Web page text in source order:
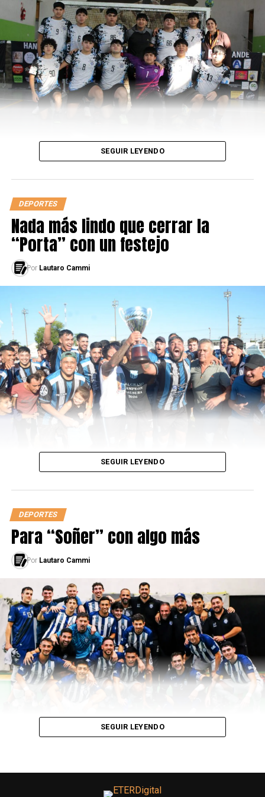
LEÉ TAMBIÉN
La Peque se hizo gigante ante Serena
SEGUIR LEYENDO
DEPORTES
Nada más lindo que cerrar la
“Porta” con un festejo
Por Lautaro Cammi
SEGUIR LEYENDO
DEPORTES
Para “Soñer” con algo más
Por Lautaro Cammi
SEGUIR LEYENDO